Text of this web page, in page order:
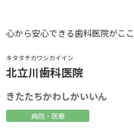
キタタチカワシカイイン
北立川歯科医院
きたたちかわしかいいん
病院・医療
心から安心できる歯科医院がここ